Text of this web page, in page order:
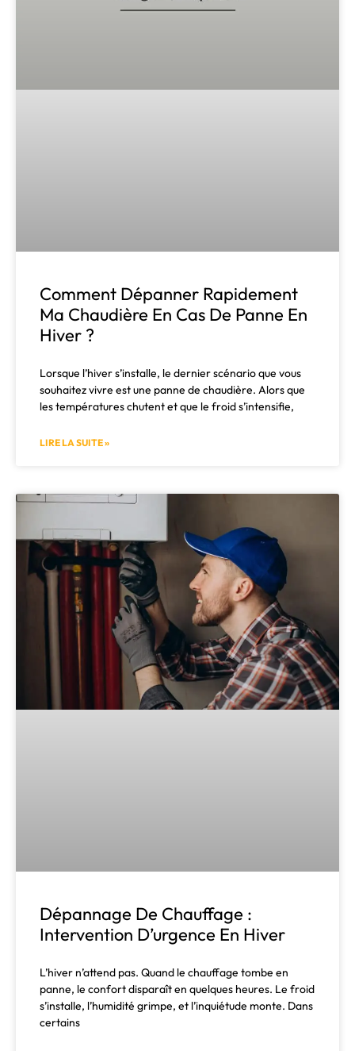
Comment Dépanner Rapidement
Ma Chaudière En Cas De Panne En
Hiver ?
Lorsque l’hiver s’installe, le dernier scénario que vous
souhaitez vivre est une panne de chaudière. Alors que
les températures chutent et que le froid s’intensifie,
LIRE LA SUITE »
Dépannage De Chauffage :
Intervention D’urgence En Hiver
L’hiver n’attend pas. Quand le chauffage tombe en
panne, le confort disparaît en quelques heures. Le froid
s’installe, l’humidité grimpe, et l’inquiétude monte. Dans
certains